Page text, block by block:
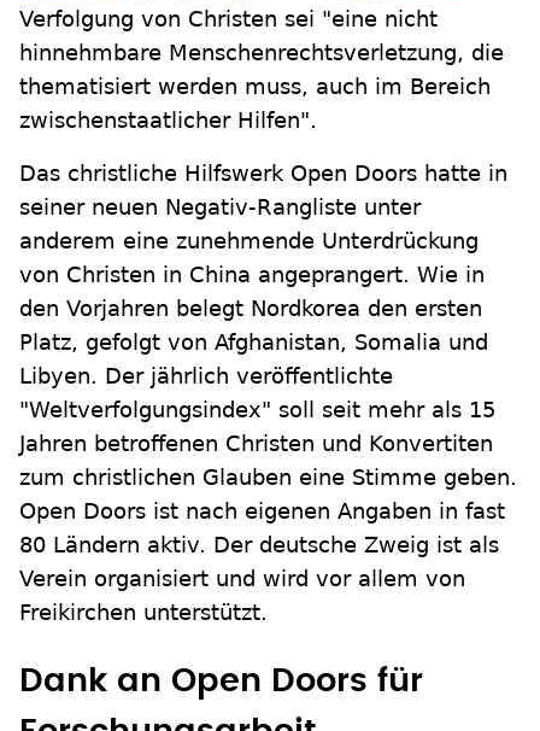
Verfolgung von Christen sei "eine nicht
hinnehmbare Menschenrechtsverletzung, die
thematisiert werden muss, auch im Bereich
zwischenstaatlicher Hilfen".
Das christliche Hilfswerk Open Doors hatte in
seiner neuen Negativ-Rangliste unter
anderem eine zunehmende Unterdrückung
von Christen in China angeprangert. Wie in
den Vorjahren belegt Nordkorea den ersten
Platz, gefolgt von Afghanistan, Somalia und
Libyen. Der jährlich veröffentlichte
"Weltverfolgungsindex" soll seit mehr als 15
Jahren betroffenen Christen und Konvertiten
zum christlichen Glauben eine Stimme geben.
Open Doors ist nach eigenen Angaben in fast
80 Ländern aktiv. Der deutsche Zweig ist als
Verein organisiert und wird vor allem von
Freikirchen unterstützt.
Dank an Open Doors für